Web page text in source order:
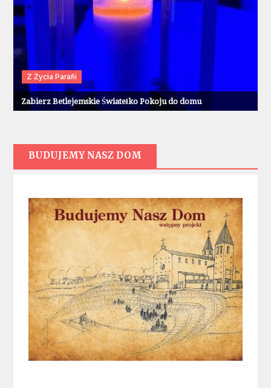
Z Życia Parafii
Zabierz Betlejemskie Światełko Pokoju do domu
BUDUJEMY NASZ DOM